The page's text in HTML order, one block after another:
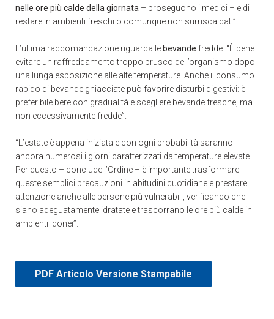
nelle ore più calde della giornata – proseguono i medici – e di
restare in ambienti freschi o comunque non surriscaldati”.
L’ultima raccomandazione riguarda le bevande fredde: “È bene
evitare un raffreddamento troppo brusco dell’organismo dopo
una lunga esposizione alle alte temperature. Anche il consumo
rapido di bevande ghiacciate può favorire disturbi digestivi: è
preferibile bere con gradualità e scegliere bevande fresche, ma
non eccessivamente fredde”.
“L’estate è appena iniziata e con ogni probabilità saranno
ancora numerosi i giorni caratterizzati da temperature elevate.
Per questo – conclude l’Ordine – è importante trasformare
queste semplici precauzioni in abitudini quotidiane e prestare
attenzione anche alle persone più vulnerabili, verificando che
siano adeguatamente idratate e trascorrano le ore più calde in
ambienti idonei”.
PDF Articolo Versione Stampabile